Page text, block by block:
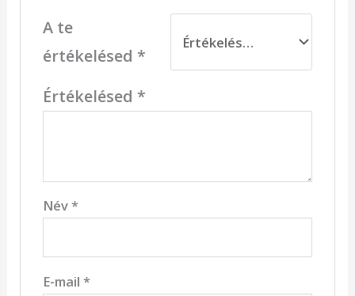
A te
értékelésed *
Értékelésed *
Név*
E-mail *